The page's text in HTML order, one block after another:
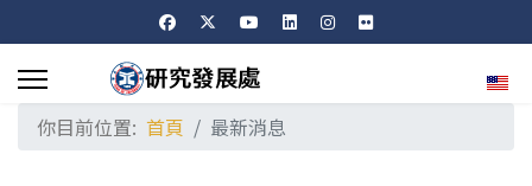
選擇
你目前位置: 首頁 最新消息